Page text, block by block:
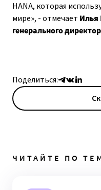
HANA, которая
мире», - отмечает Илья
генерального
Поделиться:
ЧИТАЙТЕ ПО